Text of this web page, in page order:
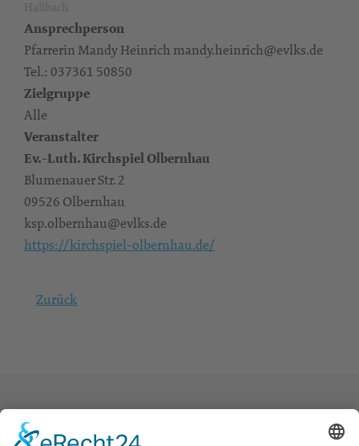
Ansprechperson
Pfarrerin Mandy Heinrich mandy.heinrich@evlks.de
Tel.: 037361 50850
Zielgruppe
Alle
Veranstalter
Ev.-Luth. Kirchspiel Olbernhau
Blumenauer Str. 2
09526 Olbernhau
ksp.olbernhau@evlks.de
https://kirchspiel-olbernhau.de/
Zurück